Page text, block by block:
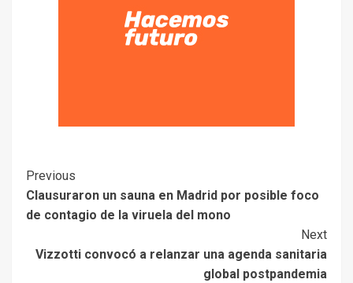
Previous
Clausuraron un sauna en Madrid por posible foco
de contagio de la viruela del mono
Next
Vizzotti convocó a relanzar una agenda sanitaria
global postpandemia